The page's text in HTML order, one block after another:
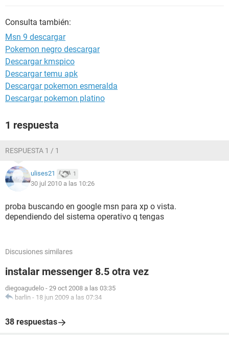
Consulta también:
Msn 9 descargar
Pokemon negro descargar
Descargar kmspico
Descargar temu apk
Descargar pokemon esmeralda
Descargar pokemon platino
1 respuesta
RESPUESTA 1 / 1
ulises21 1
30 jul 2010 a las 10:26
proba buscando en google msn para xp o vista.
dependiendo del sistema operativo q tengas
Discusiones similares
instalar messenger 8.5 otra vez
diegoagudelo - 29 oct 2008 a las 03:35
barlin - 18 jun 2009 a las 07:34
38 respuestas